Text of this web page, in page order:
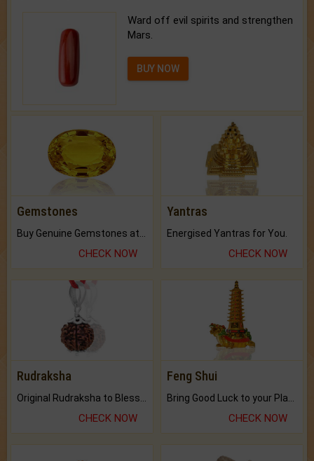
Ward off evil spirits and strengthen
Mars.
BUY NOW
Gemstones
CHECK NOW
Yantras
Energised Yantras for You.
CHECK NOW
Rudraksha
CHECK NOW
Feng Shui
CHECK NOW